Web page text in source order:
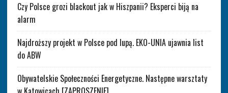
Czy Polsce grozi blackout jak w Hiszpanii? Eksperci biją na
alarm
Najdroższy projekt w Polsce pod lupą. EKO-UNIA ujawnia list
do ABW
Obywatelskie Społeczności Energetyczne. Następne warsztaty